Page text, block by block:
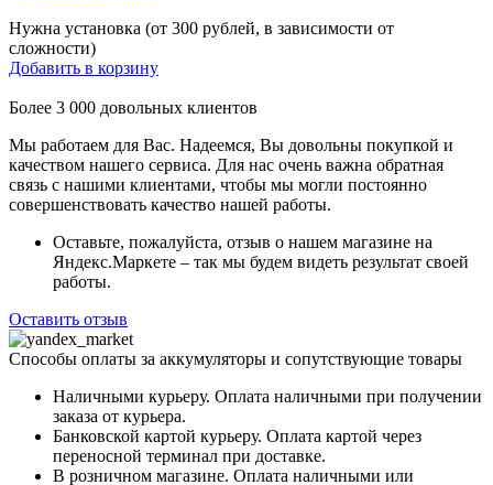
Нужна установка (от 300 рублей, в зависимости от
сложности)
Добавить в корзину
Более 3 000 довольных клиентов
Мы работаем для Вас. Надеемся, Вы довольны покупкой и
качеством нашего сервиса. Для нас очень важна обратная
связь с нашими клиентами, чтобы мы могли постоянно
совершенствовать качество нашей работы.
Оставьте, пожалуйста, отзыв о нашем магазине на
Яндекс.Маркете – так мы будем видеть результат своей
работы.
Оставить отзыв
Способы оплаты за аккумуляторы и сопутствующие товары
Наличными курьеру. Оплата наличными при получении
заказа от курьера.
Банковской картой курьеру. Оплата картой через
переносной терминал при доставке.
В розничном магазине. Оплата наличными или